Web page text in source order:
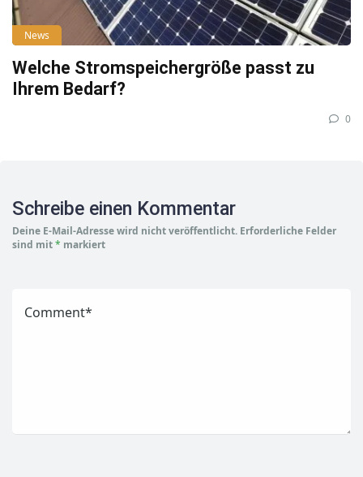
News
Welche Stromspeichergröße passt zu
Ihrem Bedarf?
0
Schreibe einen Kommentar
Deine E-Mail-Adresse wird nicht veröffentlicht. Erforderliche Felder
sind mit* markiert